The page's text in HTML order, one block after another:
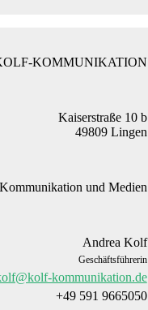
KOMMUNIKATION
Kaiserstraße 10 b
49809 Lingen
Kommunikation und Medien
Andrea Kolf
Geschäftsführerin
kommunikation.de
+49 591 9665050